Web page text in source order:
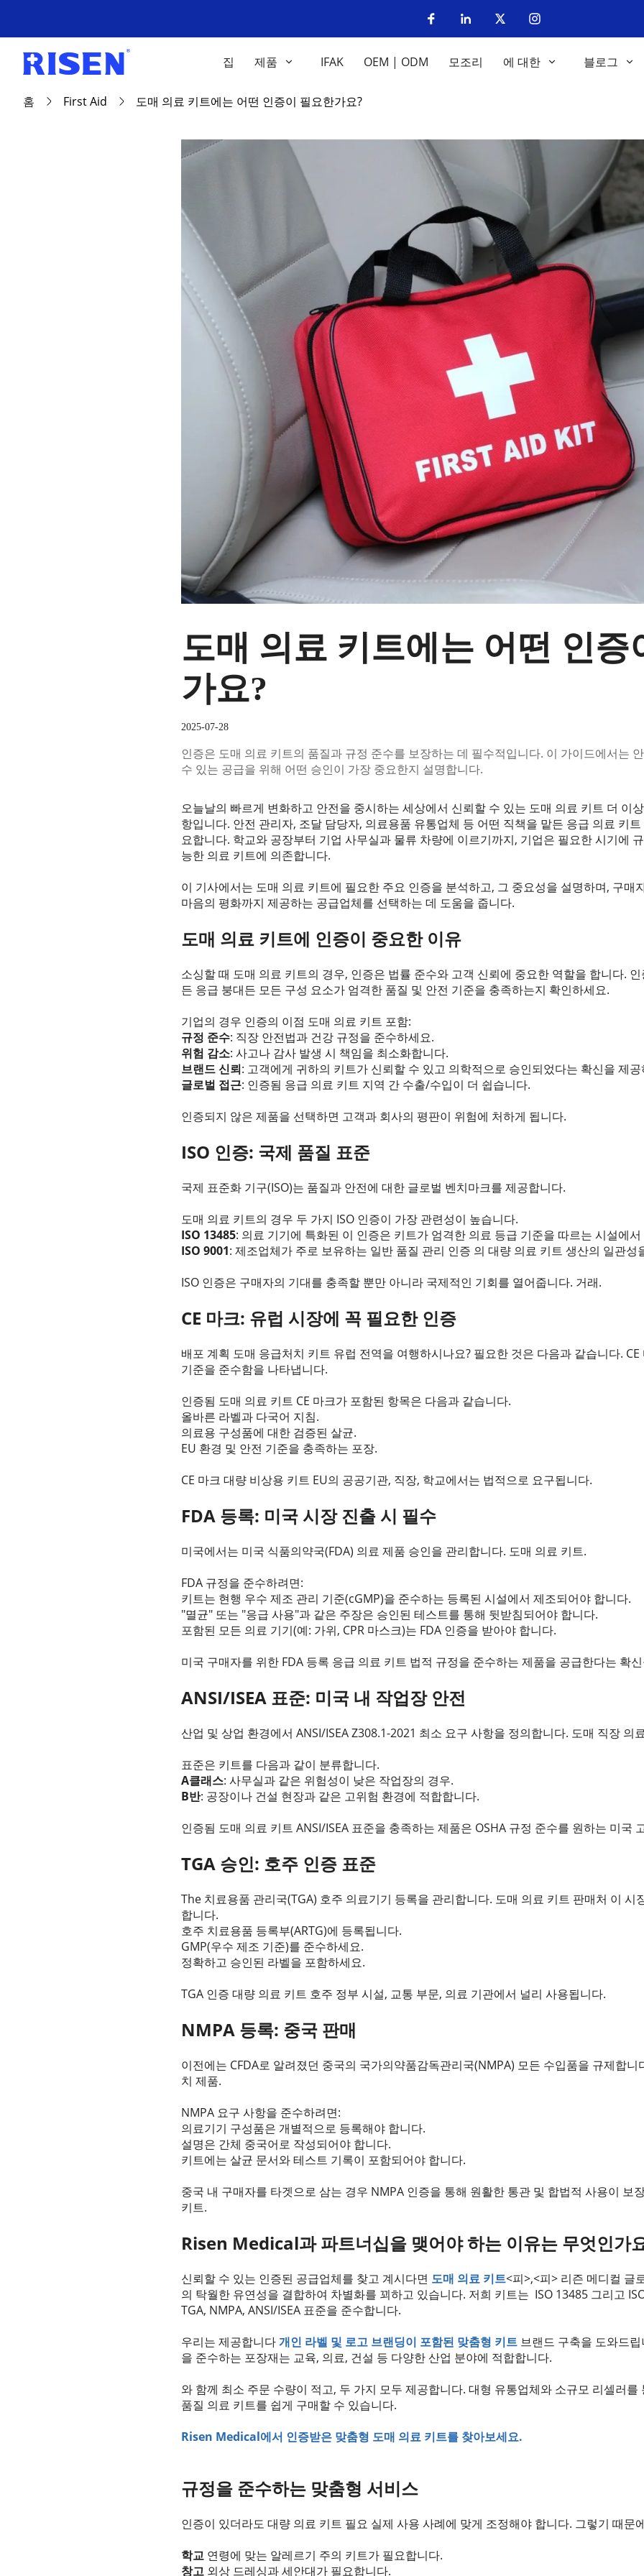
집 제품 IFAK OEM | ODM 모조리 에 대한 블로그
홈 First Aid 도매 의료 키트에는 어떤 인증이 필요한가요?
도매 의료 키트에는 어떤 인증
가요?
2025-07-28
인증은 도매 의료 키트의 품질과 규정 준수를 보장하는 데 필수적입니다. 이 가이드에서는
수 있는 공급을 위해 어떤 승인이 가장 중요한지 설명합니다.
오늘날의 빠르게 변화하고 안전을 중시하는 세상에서 신뢰할 수 있는 도매 의료 키트 더 이
항입니다. 안전 관리자, 조달 담당자, 의료용품 유통업체 등 어떤 직책을 맡든 응급 의료 키
요합니다. 학교와 공장부터 기업 사무실과 물류 차량에 이르기까지, 기업은 필요한 시기에
능한 의료 키트에 의존합니다.
이 기사에서는 도매 의료 키트에 필요한 주요 인증을 분석하고, 그 중요성을 설명하며, 구매
마음의 평화까지 제공하는 공급업체를 선택하는 데 도움을 줍니다.
도매 의료 키트에 인증이 중요한 이유
소싱할 때 도매 의료 키트의 경우, 인증은 법률 준수와 고객 신뢰에 중요한 역할을 합니다.
든 응급 붕대든 모든 구성 요소가 엄격한 품질 및 안전 기준을 충족하는지 확인하세요.
기업의 경우 인증의 이점 도매 의료 키트 포함:
규정 준수: 직장 안전법과 건강 규정을 준수하세요.
위험 감소: 사고나 감사 발생 시 책임을 최소화합니다.
브랜드 신뢰: 고객에게 귀하의 키트가 신뢰할 수 있고 의학적으로 승인되었다는 확신을 제공
글로벌 접근: 인증됨 응급 의료 키트 지역 간 수출/수입이 더 쉽습니다.
인증되지 않은 제품을 선택하면 고객과 회사의 평판이 위험에 처하게 됩니다.
ISO 인증: 국제 품질 표준
국제 표준화 기구(ISO)는 품질과 안전에 대한 글로벌 벤치마크를 제공합니다.
도매 의료 키트의 경우 두 가지 ISO 인증이 가장 관련성이 높습니다.
ISO 13485: 의료 기기에 특화된 이 인증은 키트가 엄격한 의료 등급 기준을 따르는 시설에
ISO 9001: 제조업체가 주로 보유하는 일반 품질 관리 인증 의 대량 의료 키트 생산의 일관성
ISO 인증은 구매자의 기대를 충족할 뿐만 아니라 국제적인 기회를 열어줍니다. 거래.
CE 마크: 유럽 시장에 꼭 필요한 인증
배포 계획 도매 응급처치 키트 유럽 전역을 여행하시나요? 필요한 것은 다음과 같습니다.
기준을 준수함을 나타냅니다.
인증됨 도매 의료 키트 CE 마크가 포함된 항목은 다음과 같습니다.
올바른 라벨과 다국어 지침.
의료용 구성품에 대한 검증된 살균.
EU 환경 및 안전 기준을 충족하는 포장.
CE 마크 대량 비상용 키트 EU의 공공기관, 직장, 학교에서는 법적으로 요구됩니다.
FDA 등록: 미국 시장 진출 시 필수
미국에서는 미국 식품의약국(FDA) 의료 제품 승인을 관리합니다. 도매 의료 키트.
FDA 규정을 준수하려면:
키트는 현행 우수 제조 관리 기준(cGMP)을 준수하는 등록된 시설에서 제조되어야 합니다.
"멸균" 또는 "응급 사용"과 같은 주장은 승인된 테스트를 통해 뒷받침되어야 합니다.
포함된 모든 의료 기기(예: 가위, CPR 마스크)는 FDA 인증을 받아야 합니다.
미국 구매자를 위한 FDA 등록 응급 의료 키트 법적 규정을 준수하는 제품을 공급한다는 확
ANSI/ISEA 표준: 미국 내 작업장 안전
산업 및 상업 환경에서 ANSI/ISEA Z308.1-2021 최소 요구 사항을 정의합니다. 도매 직장 의
표준은 키트를 다음과 같이 분류합니다.
A클래스: 사무실과 같은 위험성이 낮은 작업장의 경우.
B반: 공장이나 건설 현장과 같은 고위험 환경에 적합합니다.
인증됨 도매 의료 키트 ANSI/ISEA 표준을 충족하는 제품은 OSHA 규정 준수를 원하는 미국
TGA 승인: 호주 인증 표준
The 치료용품 관리국(TGA) 호주 의료기기 등록을 관리합니다. 도매 의료 키트 판매처 이 시
합니다.
호주 치료용품 등록부(ARTG)에 등록됩니다.
GMP(우수 제조 기준)를 준수하세요.
정확하고 승인된 라벨을 포함하세요.
TGA 인증 대량 의료 키트 호주 정부 시설, 교통 부문, 의료 기관에서 널리 사용됩니다.
NMPA 등록: 중국 판매
이전에는 CFDA로 알려졌던 중국의 국가의약품감독관리국(NMPA) 모든 수입품을 규제합니
치 제품.
NMPA 요구 사항을 준수하려면:
의료기기 구성품은 개별적으로 등록해야 합니다.
설명은 간체 중국어로 작성되어야 합니다.
키트에는 살균 문서와 테스트 기록이 포함되어야 합니다.
중국 내 구매자를 타겟으로 삼는 경우 NMPA 인증을 통해 원활한 통관 및 합법적 사용이 보
키트.
Risen Medical과 파트너십을 맺어야 하는 이유는 무엇인가
신뢰할 수 있는 인증된 공급업체를 찾고 계시다면 도매 의료 키트<피>,<피> 리즌 메디컬 글
의 탁월한 유연성을 결합하여 차별화를 꾀하고 있습니다. 저희 키트는 ISO 13485 그리고
TGA, NMPA, ANSI/ISEA 표준을 준수합니다.
우리는 제공합니다개인 라벨 및 로고 브랜딩이 포함된 맞춤형 키트 브랜드 구축을 도와드
을 준수하는 포장재는 교육, 의료, 건설 등 다양한 산업 분야에 적합합니다.
와 함께 최소 주문 수량이 적고, 두 가지 모두 제공합니다. 대형 유통업체와 소규모 리셀러를
품질 의료 키트를 쉽게 구매할 수 있습니다.
Risen Medical에서 인증받은 맞춤형 도매 의료 키트를 찾아보세요.
규정을 준수하는 맞춤형 서비스
인증이 있더라도 대량 의료 키트 필요 실제 사용 사례에 맞게 조정해야 합니다. 그렇기 때문
학교 연령에 맞는 알레르기 주의 키트가 필요합니다.
창고 외상 드레싱과 세안대가 필요합니다.